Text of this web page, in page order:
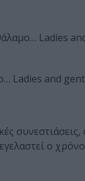
Ladies
Ladies and
συνεστιάσεις,
ο